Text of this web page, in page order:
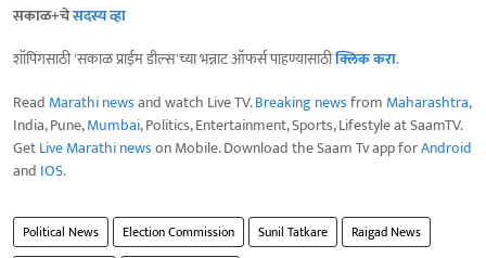
सकाळ+चेसदस्य व्हा
शॉपिंगसाठी 'सकाळ प्राईम डील्स'च्या भन्नाट ऑफर्स पाहण्यासाठीक्लिक करा.
Read Marathi newsand watch Live TV.Breaking newsfrom Maharashtra,
India, Pune,Mumbai, Politics, Entertainment, Sports, Lifestyle at SaamTV.
GetLive Marathi newson Mobile. Download the Saam Tv app forAndroid
and IOS.
Political News Election Commission Sunil Tatkare
Raigad News